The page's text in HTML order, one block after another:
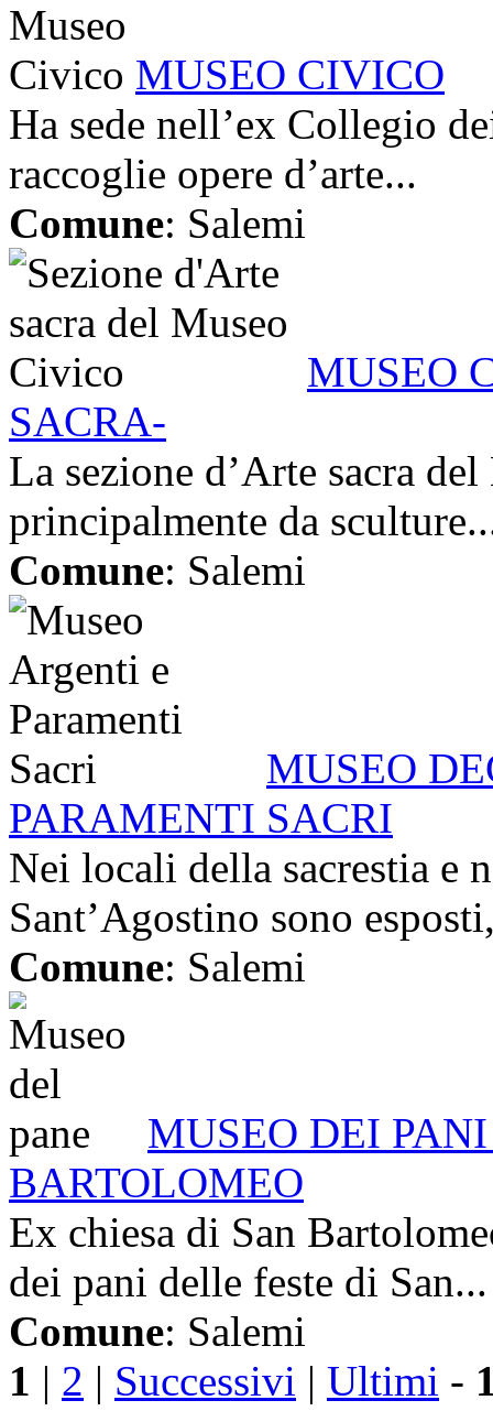
MUSEO CIVICO
Ha sede nell’ex Collegio
raccoglie opere d’arte...
Comune: Salemi
MUSEO
SACRA-
La sezione d’Arte sacra
principalmente da
Comune: Salemi
MUSEO
PARAMENTI SACRI
Nei locali della sacrestia e
Sant’Agostino sono
Comune: Salemi
MUSEO DEI
BARTOLOMEO
Ex chiesa di San
dei pani delle feste di San...
Comune: Salemi
1 | 2 | Successivi | Ultimi -